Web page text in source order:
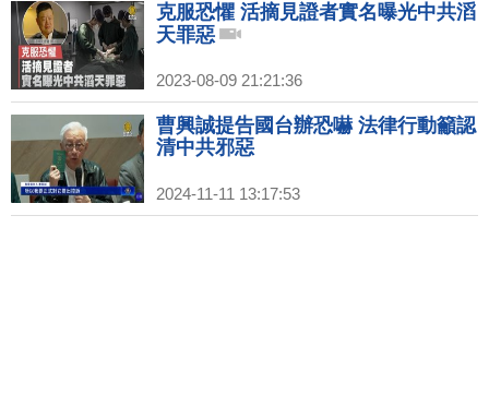
克服恐懼 活摘見證者實名曝光中共滔
天罪惡
2023-08-09 21:21:36
曹興誠提告國台辦恐嚇 法律行動籲認
清中共邪惡
2024-11-11 13:17:53